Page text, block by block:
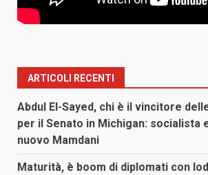
ARTICOLI RECENTI
Abdul El-Sayed, chi è il vincitore
per il Senato in Michigan: socialista
nuovo Mamdani
Maturità, è boom di diplomati con